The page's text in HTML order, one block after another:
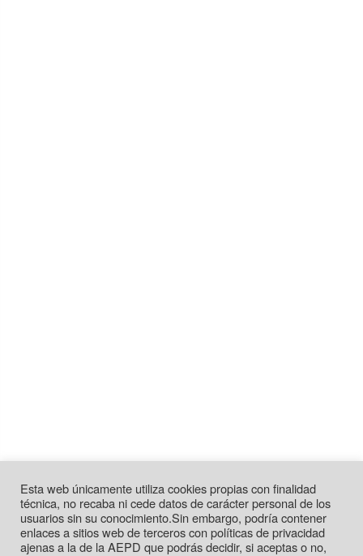
Esta web únicamente utiliza cookies propias con finalidad
técnica, no recaba ni cede datos de carácter personal de los
usuarios sin su conocimiento.Sin embargo, podría contener
enlaces a sitios web de terceros con políticas de privacidad
ajenas a la de la AEPD que podrás decidir, si aceptas o no,